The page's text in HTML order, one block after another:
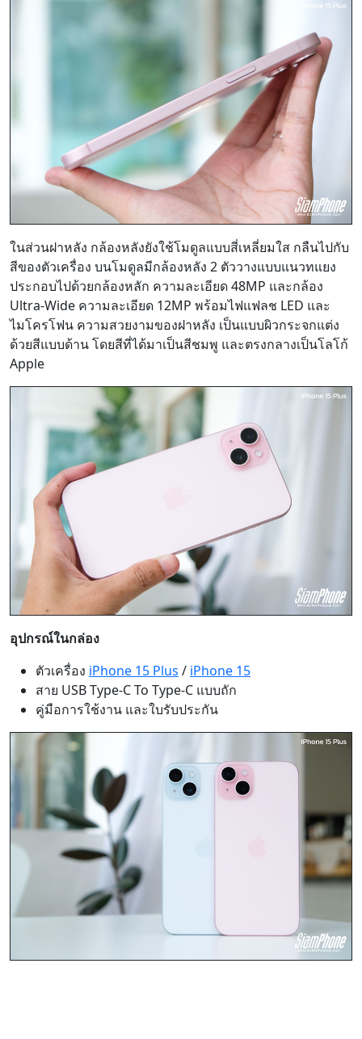
ในส่วนฝาหลัง กล้องหลังยังใช้โมดูลแบบสี่เหลี่ยมใส กลืนไปกับ
สีของตัวเครื่อง บนโมดูลมีกล้องหลัง 2 ตัววางแบบแนวทแยง
ประกอบไปด้วยกล้องหลัก ความละเอียด 48MP และกล้อง
Ultra-Wide ความละเอียด 12MP พร้อมไฟแฟลช LED และ
ไมโครโฟน ความสวยงามของฝาหลัง เป็นแบบผิวกระจกแต่ง
ด้วยสีแบบด้าน โดยสีที่ได้มาเป็นสีชมพู และตรงกลางเป็นโลโก้
Apple
อุปกรณ์ในกล่อง
ตัวเครื่อง iPhone 15 Plus / iPhone 15
สาย USB Type-C To Type-C แบบถัก
คู่มือการใช้งาน และใบรับประกัน